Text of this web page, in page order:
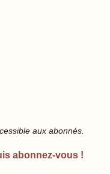
aux abonnés.
abonnez-vous !